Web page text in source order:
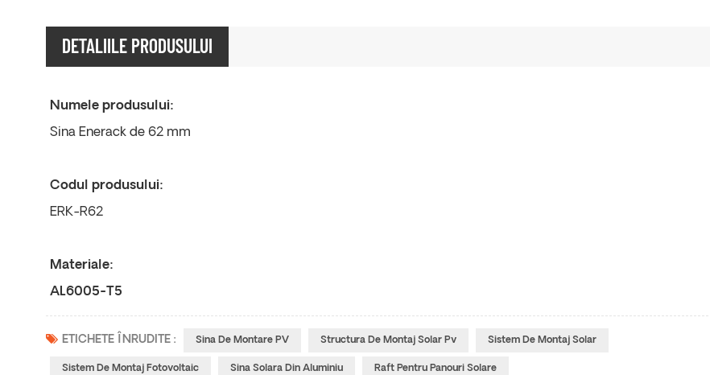
DETALIILE PRODUSULUI
Numele produsului:
Sina Enerack de 62 mm
Codul produsului:
ERK-R62
Materiale:
AL6005-T5
ETICHETE ÎNRUDITE : Sina De Montare PV Structura De Montaj Solar Pv Sistem De Montaj Solar
Sistem De Montaj Fotovoltaic Sina Solara Din Aluminiu Raft Pentru Panouri Solare